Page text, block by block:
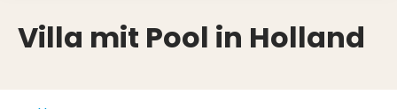
Villa mit Pool in Holland